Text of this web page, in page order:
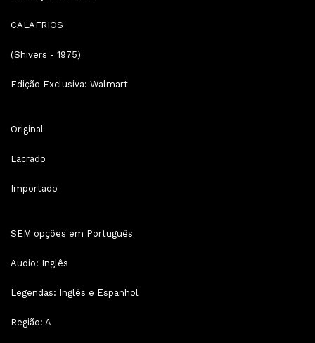
CALAFRIOS
(Shivers - 1975)
Edição Exclusiva: Walmart
Original
Lacrado
Importado
SEM opções em Português
Audio: Inglês
Legendas: Inglês e Espanhol
Região: A